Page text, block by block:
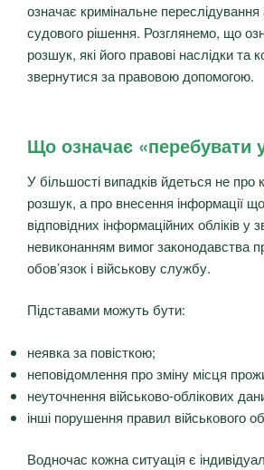
означає кримінальне переслідування
судового рішення. Розглянемо, що
розшук, які його правові наслідки та
звернутися за правовою допомогою.
Що означає «перебувати
У більшості випадків йдеться не про
розшук, а про внесення інформації
відповідних інформаційних обліків у
невиконанням вимог законодавства
обов’язок і військову службу.
Підставами можуть бути:
неявка за повісткою;
неповідомлення про зміну місця
неуточнення військово-облікових
інші порушення правил військового
Водночас кожна ситуація є